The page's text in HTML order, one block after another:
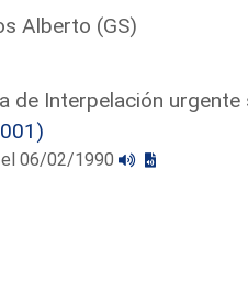
Alberto (GS)
de Interpelación
06/02/1990